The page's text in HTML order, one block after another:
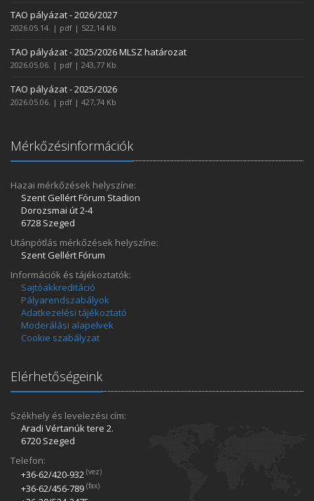
TAO pályázat - 2026/2027
2026.05.14. | pdf | 522,14 Kb
TAO pályázat - 2025/2026 MLSZ határozat
2026.05.06. | pdf | 243,77 Kb
TAO pályázat - 2025/2026
2026.05.06. | pdf | 427,74 Kb
Mérkőzésinformációk
Hazai mérkőzések helyszíne:
Szent Gellért Fórum Stadion
Dorozsmai út 2-4
6728 Szeged
Utánpótlás mérkőzések helyszíne:
Szent Gellért Fórum
Információk és tájékoztatók:
Sajtóakkreditáció
Pályarendszabályok
Adatkezelési tájékoztató
Moderálási alapelvek
Cookie szabályzat
Elérhetőségeink
Székhely és levelezési cím:
Aradi Vértanúk tere 2.
6720 Szeged
Telefon:
+36-62/420­-932 (vez)
+36-62/456­-789 (fax)